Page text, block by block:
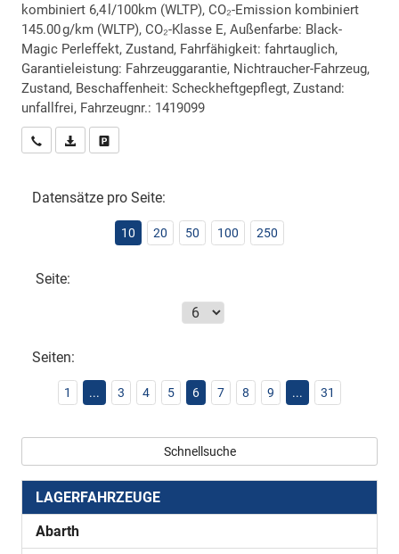
kombiniert 6,4 l/100km (WLTP), CO₂-Emission kombiniert
145.00 g/km (WLTP), CO₂-Klasse E, Außenfarbe: Black-
Magic Perleffekt, Zustand, Fahrfähigkeit: fahrtauglich,
Garantieleistung: Fahrzeuggarantie, Nichtraucher-Fahrzeug,
Zustand, Beschaffenheit: Scheckheftgepflegt, Zustand:
unfallfrei, Fahrzeugnr.: 1419099
Wir rufen Sie anPDF-Datei, Fahrzeugexposé drucken
Datensätze pro Seite:
10 20 50 100 250
Seite:
Seiten:
1 ... 3 4 5 6 7 8 9 ... 31
Schnellsuche
LAGERFAHRZEUGE
Abarth